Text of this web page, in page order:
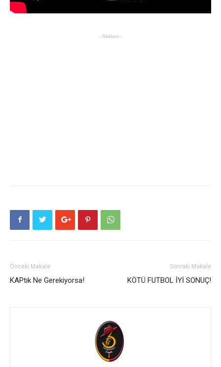
- Reklam -
Önceki Makale
KAPtık Ne Gerekiyorsa!
Sonraki Makale
KÖTÜ FUTBOL İYİ SONUÇ!